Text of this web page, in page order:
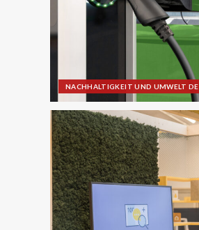
NACHHALTIGKEIT UND UMWELT DE